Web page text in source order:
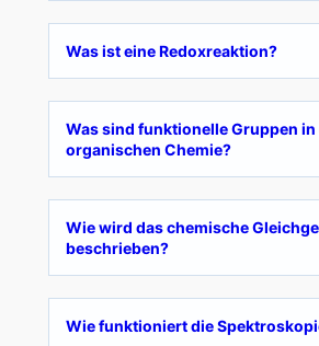
Was ist eine Redoxreaktion?
Was sind funktionelle Gruppen in
organischen Chemie?
Wie wird das chemische
beschrieben?
Wie funktioniert die